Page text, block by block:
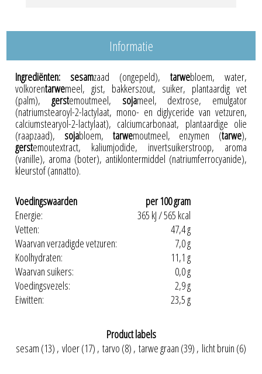
Informatie
Ingrediënten: sesamzaad (ongepeld), tarwebloem, water,
volkorentarwemeel, gist, bakkerszout, suiker, plantaardig vet
(palm), gerstemoutmeel, sojameel, dextrose, emulgator
(natriumstearoyl-2-lactylaat, mono- en diglyceride van vetzuren,
calciumstearyol-2-lactylaat), calciumcarbonaat, plantaardige olie
(raapzaad), sojabloem, tarwemoutmeel, enzymen (tarwe),
gerstemoutextract, kaliumjodide, invertsuikerstroop, aroma
(vanille), aroma (boter), antiklontermiddel (natriumferrocyanide),
kleurstof (annatto).
Voedingswaarden
per 100 gram
Energie:
365 kJ / 565 kcal
Vetten:
47,4 g
Waarvan verzadigde vetzuren:
7,0 g
Koolhydraten:
11,1 g
Waarvan suikers:
0,0 g
Voedingsvezels:
2,9 g
Eiwitten:
23,5 g
Product labels
sesam (13) , vloer(17) , tarvo (8) , tarwe graan (39) , licht bruin (6)